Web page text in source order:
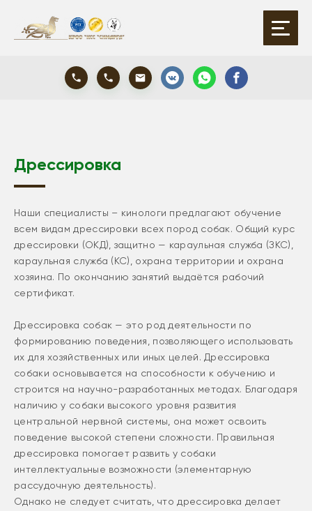
Дрессировка
Наши специалисты – кинологи предлагают обучение
всем видам дрессировки всех пород собак. Общий курс
дрессировки (ОКД), защитно — караульная служба (ЗКС),
караульная служба (КС), охрана территории и охрана
хозяина. По окончанию занятий выдаётся рабочий
сертификат.
Дрессировка собак — это род деятельности по
формированию поведения, позволяющего использовать
их для хозяйственных или иных целей. Дрессировка
собаки основывается на способности к обучению и
строится на научно-разработанных методах. Благодаря
наличию у собаки высокого уровня развития
центральной нервной системы, она может освоить
поведение высокой степени сложности. Правильная
дрессировка помогает развить у собаки
интеллектуальные возможности (элементарную
рассудочную деятельность).
Однако не следует считать, что дрессировка делает